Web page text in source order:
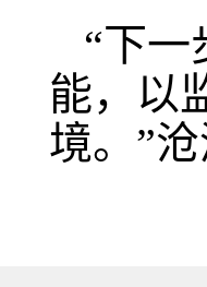
“下
能，以
境。”